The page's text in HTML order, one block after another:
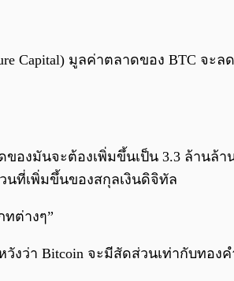
Capital) มูลค่าตลาดของ BTC จะ
งมันจะต้องเพิ่มขึ้นเป็น 3.3 ล้านล้
นที่เพิ่มขึ้นของสกุลเงินดิจิทัล
ต่างๆ”
งว่า Bitcoin จะมีสัดส่วนเท่ากับทอง